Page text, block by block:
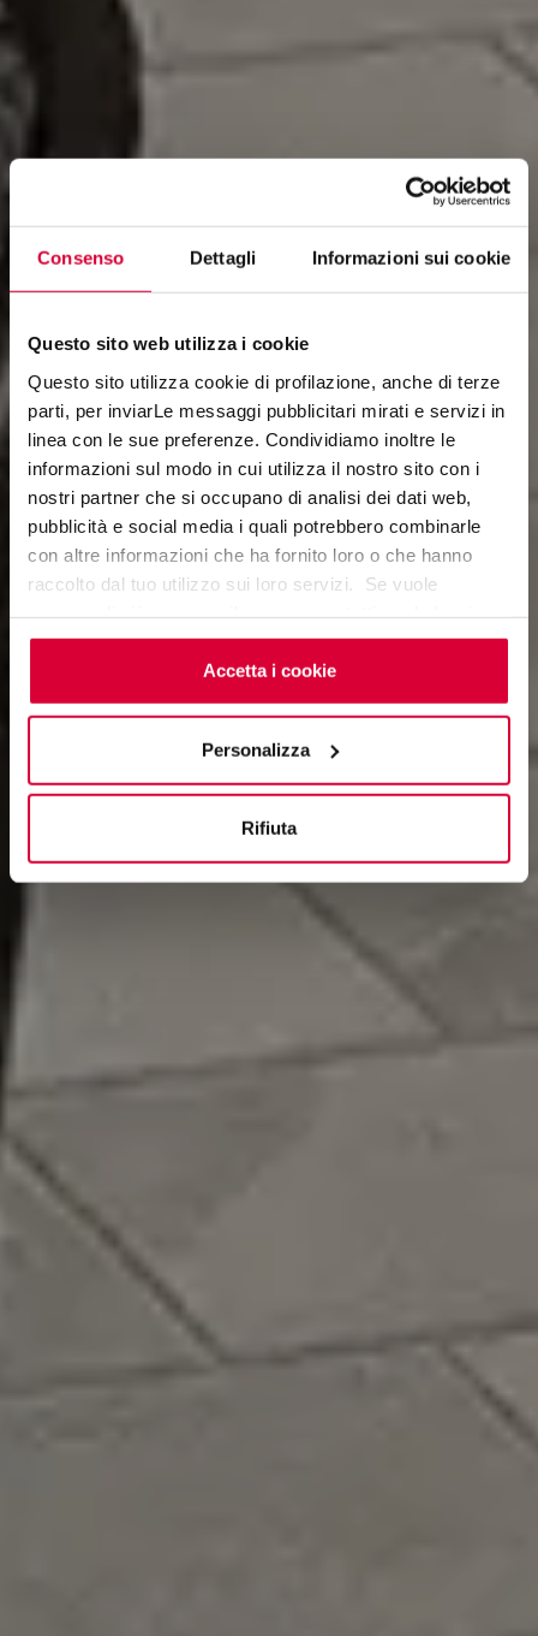
Consenso Dettagli Informazioni sui cookie
Questo sito web utilizza i cookie
Questo sito utilizza cookie di profilazione, anche di terze
parti, per inviarLe messaggi pubblicitari mirati e servizi in
linea con le sue preferenze. Condividiamo inoltre le
informazioni sul modo in cui utilizza il nostro sito con i
nostri partner che si occupano di analisi dei dati web,
pubblicità e social media i quali potrebbero combinarle
con altre informazioni che ha fornito loro o che hanno
raccolto dal tuo utilizzo sui loro servizi. Se vuole
cookieclicchi qui. Il consenso può essere espresso
cliccando sul tasto “Accetta i cookie”. Se non vuole i
cookie di profilazione può negare il consenso sul tasto
Accetta i cookie
Personalizza
Rifiuta
DISCOVERY
ITALIAN TRAILS